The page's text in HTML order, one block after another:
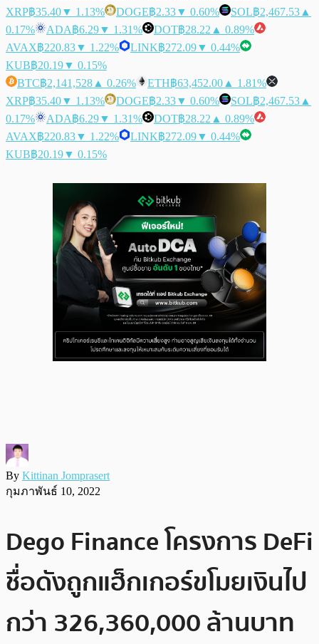
XRP฿35.40▼ 1.13% DOGE฿2.33▼ 0.60% SOL฿2,467.53 ▲
0.17%
ADA฿6.29▼ 1.31% DOT฿28.22 ▲ 0.89%
AVAX฿220.83▼ 1.22% LINK฿272.09▼ 0.44%
KUB฿20.19▼ 0.15%
BTC฿2,141,528 ▲ 0.26% ETH฿63,452.00 ▲ 1.81%
XRP฿35.40▼ 1.13% DOGE฿2.33▼ 0.60% SOL฿2,467.53 ▲
0.17%
ADA฿6.29▼ 1.31% DOT฿28.22 ▲ 0.89%
AVAX฿220.83▼ 1.22% LINK฿272.09▼ 0.44%
KUB฿20.19▼ 0.15%
By Kittinan Jomprasert
กุมภาพันธ์ 10, 2022
Dego Finance โครงการ DeFi
ชื่อดังถูกแฮ็กเกอร์ขโมยเงินไป
กว่า 326,360,000 ล้านบาท